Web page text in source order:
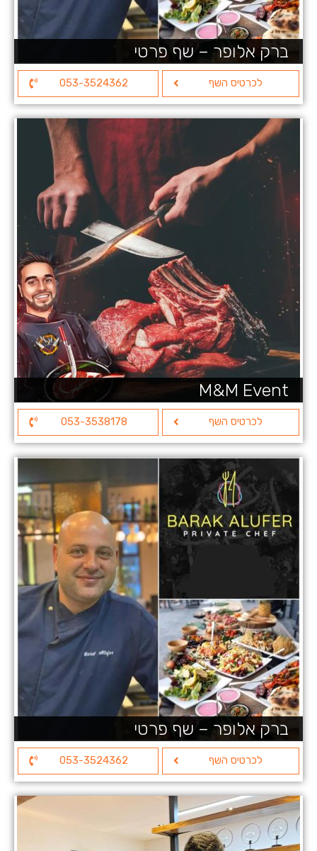
ברק אלופר – שף פרטי
לכרטיס השף 053-3524362
M&M Event
לכרטיס השף 053-3538178
ברק אלופר – שף פרטי
לכרטיס השף 053-3524362